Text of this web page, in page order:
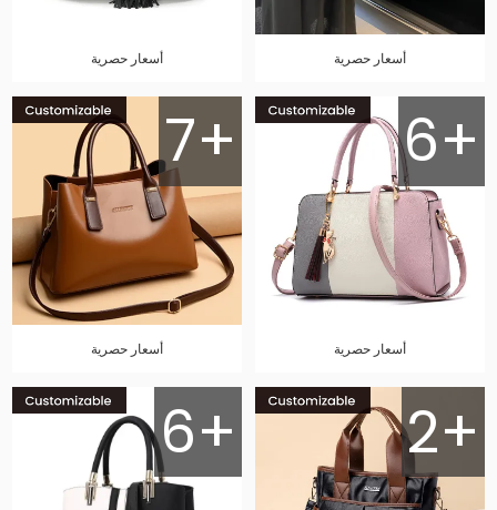
أسعار حصرية أسعار حصرية
6+
أسعار حصرية
7+
أسعار حصرية
2+
6+